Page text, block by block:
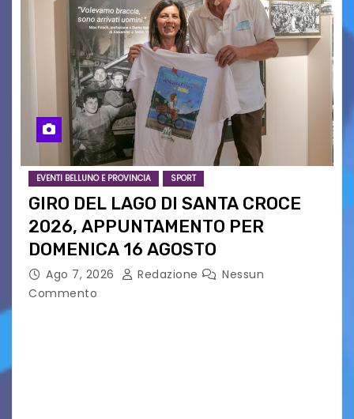
EVENTI BELLUNO E PROVINCIA SPORT
GIRO DEL LAGO DI SANTA CROCE
2026, APPUNTAMENTO PER
DOMENICA 16 AGOSTO
Ago 7, 2026 Redazione
Nessun
Commento